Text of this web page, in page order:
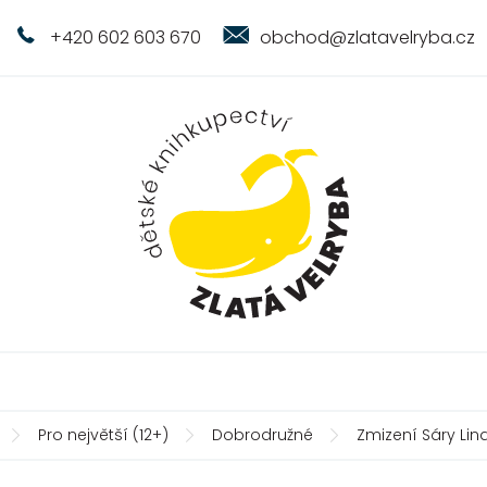
+420 602 603 670 obchod@zlatavelryba.cz
Pro největší (12+) Dobrodružné Zmizení Sáry